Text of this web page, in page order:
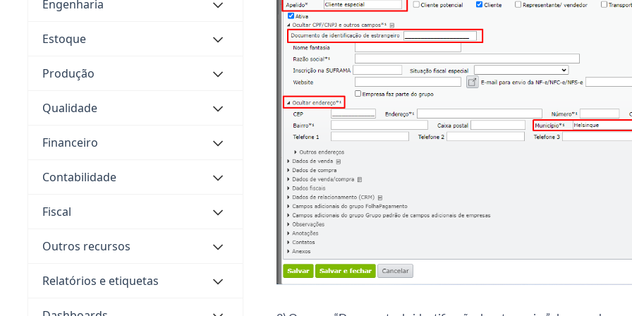
Engenharia
Estoque
Produção
Qualidade
Financeiro
Contabilidade
Fiscal
Outros recursos
Relatórios e etiquetas